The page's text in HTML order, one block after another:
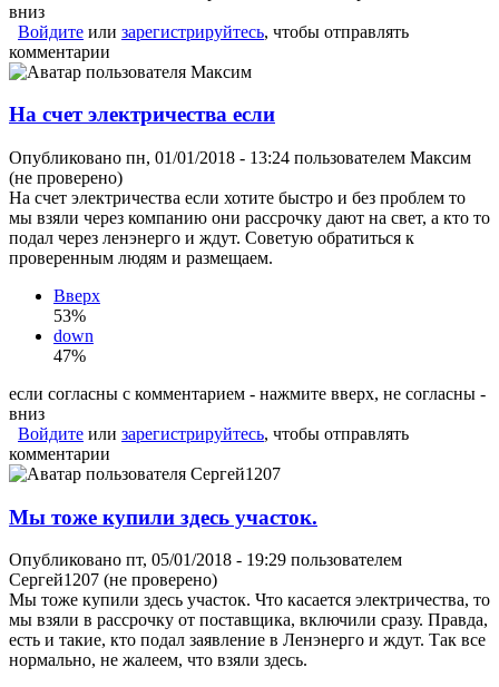
вниз
Войдите или зарегистрируйтесь, чтобы отправлять
комментарии
На счет электричества если
Опубликовано пн, 01/01/2018 - 13:24 пользователем Максим
(не проверено)
На счет электричества если хотите быстро и без проблем то
мы взяли через компанию они рассрочку дают на свет, а кто то
подал через ленэнерго и ждут. Советую обратиться к
проверенным людям и размещаем.
Вверх
53%
down
47%
если согласны с комментарием - нажмите вверх, не согласны -
вниз
Войдите или зарегистрируйтесь, чтобы отправлять
комментарии
Мы тоже купили здесь участок.
Опубликовано пт, 05/01/2018 - 19:29 пользователем
Сергей1207 (не проверено)
Мы тоже купили здесь участок. Что касается электричества, то
мы взяли в рассрочку от поставщика, включили сразу. Правда,
есть и такие, кто подал заявление в Ленэнерго и ждут. Так все
нормально, не жалеем, что взяли здесь.